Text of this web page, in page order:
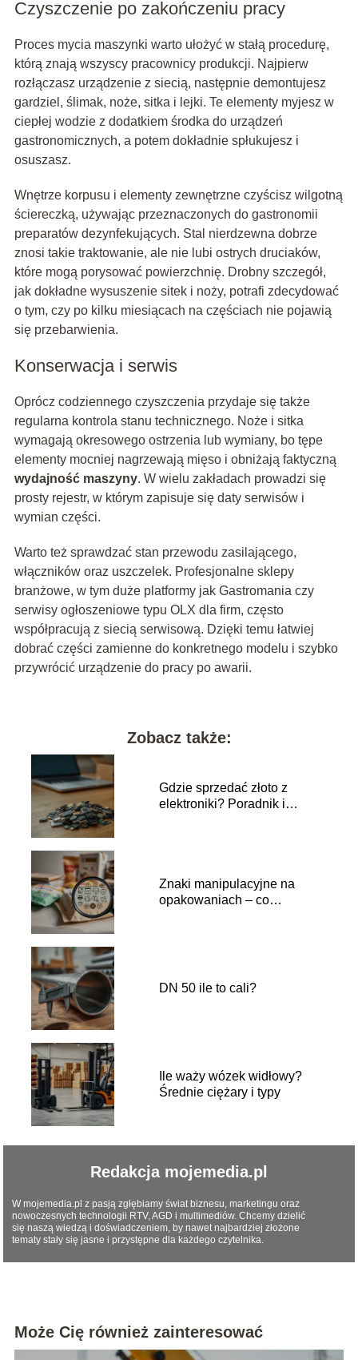
Czyszczenie po zakończeniu pracy
Proces mycia maszynki warto ułożyć w stałą procedurę,
którą znają wszyscy pracownicy produkcji. Najpierw
rozłączasz urządzenie z siecią, następnie demontujesz
gardziel, ślimak, noże, sitka i lejki. Te elementy myjesz w
ciepłej wodzie z dodatkiem środka do urządzeń
gastronomicznych, a potem dokładnie spłukujesz i
osuszasz.
Wnętrze korpusu i elementy zewnętrzne czyścisz wilgotną
ściereczką, używając przeznaczonych do gastronomii
preparatów dezynfekujących. Stal nierdzewna dobrze
znosi takie traktowanie, ale nie lubi ostrych druciaków,
które mogą porysować powierzchnię. Drobny szczegół,
jak dokładne wysuszenie sitek i noży, potrafi zdecydować
o tym, czy po kilku miesiącach na częściach nie pojawią
się przebarwienia.
Konserwacja i serwis
Oprócz codziennego czyszczenia przydaje się także
regularna kontrola stanu technicznego. Noże i sitka
wymagają okresowego ostrzenia lub wymiany, bo tępe
elementy mocniej nagrzewają mięso i obniżają faktyczną
wydajność maszyny. W wielu zakładach prowadzi się
prosty rejestr, w którym zapisuje się daty serwisów i
wymian części.
Warto też sprawdzać stan przewodu zasilającego,
włączników oraz uszczelek. Profesjonalne sklepy
branżowe, w tym duże platformy jak Gastromania czy
serwisy ogłoszeniowe typu OLX dla firm, często
współpracują z siecią serwisową. Dzięki temu łatwiej
dobrać części zamienne do konkretnego modelu i szybko
przywrócić urządzenie do pracy po awarii.
Zobacz także:
Gdzie sprzedać złoto z
elektroniki? Poradnik i
Znaki manipulacyjne na
opakowaniach – co
DN 50 ile to cali?
Ile waży wózek widłowy?
Średnie ciężary i typy
Redakcja mojemedia.pl
W mojemedia.pl z pasją zgłębiamy świat biznesu, marketingu oraz
nowoczesnych technologii RTV, AGD i multimediów. Chcemy dzielić
się naszą wiedzą i doświadczeniem, by nawet najbardziej złożone
tematy stały się jasne i przystępne dla każdego czytelnika.
Może Cię również zainteresować